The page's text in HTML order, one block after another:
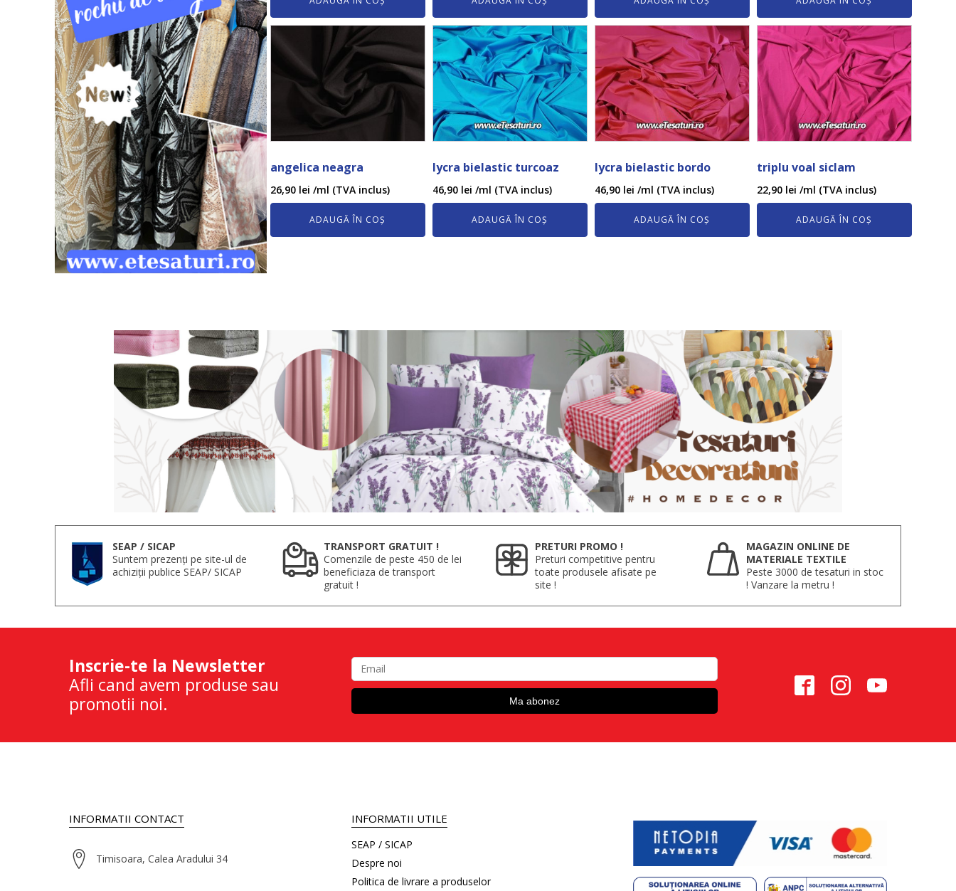
angelica neagra
26,90 lei /ml (TVA inclus)
ADAUGĂ ÎN COȘ
lycra bielastic turcoaz
46,90 lei /ml (TVA inclus)
ADAUGĂ ÎN COȘ
lycra bielastic bordo
46,90 lei /ml (TVA inclus)
ADAUGĂ ÎN COȘ
triplu voal siclam
22,90 lei /ml (TVA inclus)
ADAUGĂ ÎN COȘ
SEAP / SICAP
Suntem prezenți pe site-ul de
achiziții publice SEAP/ SICAP
TRANSPORT GRATUIT !
Comenzile de peste 450 de lei
beneficiaza de transport
gratuit !
PRETURI PROMO !
Preturi competitive pentru
toate produsele afisate pe
site !
MAGAZIN ONLINE DE
MATERIALE TEXTILE
Peste 3000 de tesaturi in stoc
! Vanzare la metru !
Inscrie-te la Newsletter
Afli cand avem produse sau
promotii noi.
INFORMATII CONTACT
Timisoara, Calea Aradului 34
INFORMATII UTILE
SEAP / SICAP
Despre noi
Politica de livrare a produselor